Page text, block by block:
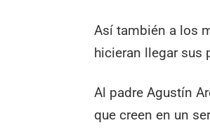
Así también a los
hicieran llegar sus
Al padre Agustín
que creen en un